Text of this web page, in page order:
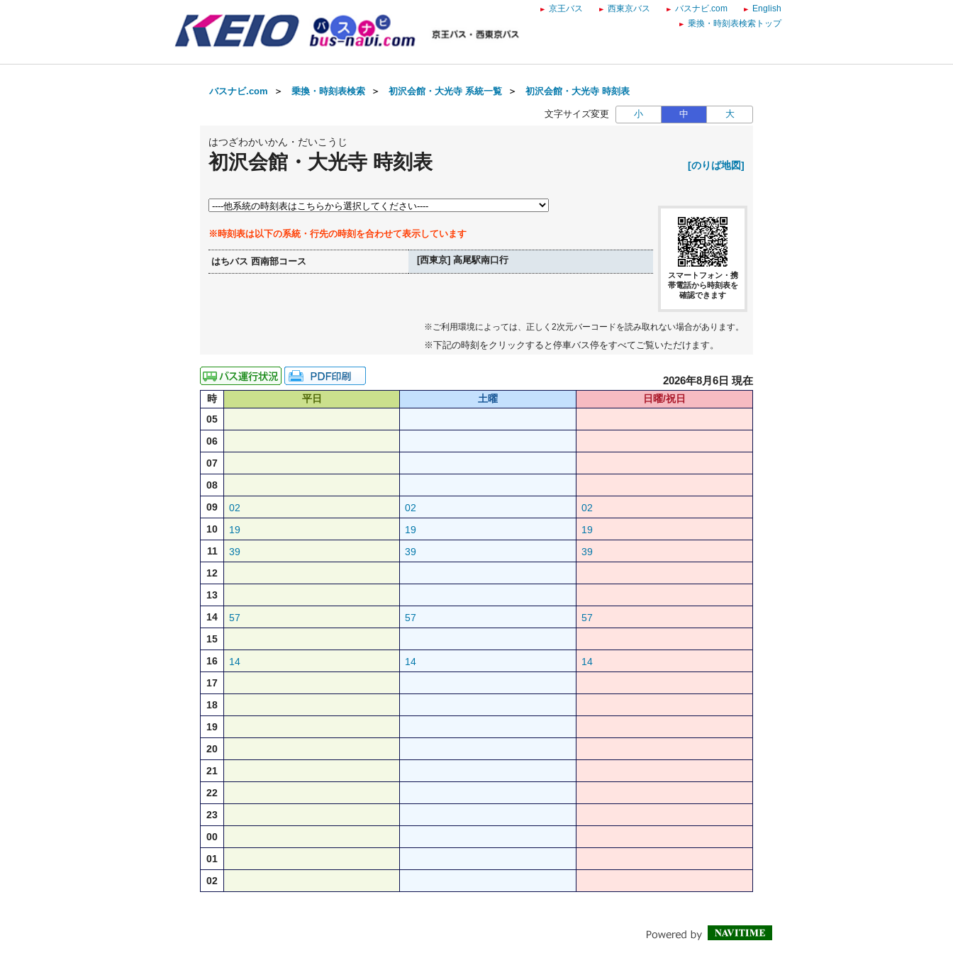
京王バス 西東京バス バスナビ.com
English
乗換・時刻表検索トップ
バスナビ.com ＞ 乗換・時刻表検索 ＞ 初沢会館・大光寺 系統一覧 ＞ 初沢会館・大光寺 時刻表
文字サイズ変更 小 中 大
はつざわかいかん・だいこうじ
初沢会館・大光寺 時刻表 [のりば地図]
※時刻表は以下の系統・行先の時刻を合わせて表示しています
はちバス 西南部コース [西東京] 高尾駅南口行
スマートフォン・携
帯電話から時刻表を
確認できます
※ご利用環境によっては、正しく2次元バーコードを読み取れない場合があります。
※下記の時刻をクリックすると停車バス停をすべてご覧いただけます。
2026年8月6日 現在
時 平日 土曜
日曜/祝日
05
06
07
08
09
02 02
02
10
19 19
19
11
39 39
39
12
13
14
57 57
57
15
16
14 14
14
17
18
19
20
21
22
23
00
01
02